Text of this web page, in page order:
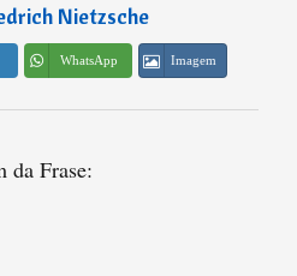
Nietzsche
WhatsApp Imagem
da Frase: